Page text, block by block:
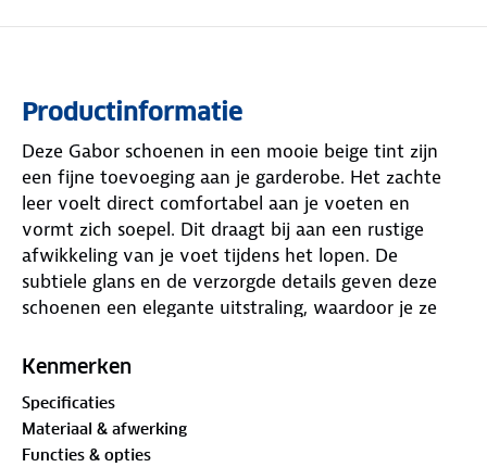
Productinformatie
Deze Gabor schoenen in een mooie beige tint zijn
een fijne toevoeging aan je garderobe. Het zachte
leer voelt direct comfortabel aan je voeten en
vormt zich soepel. Dit draagt bij aan een rustige
afwikkeling van je voet tijdens het lopen. De
subtiele glans en de verzorgde details geven deze
schoenen een elegante uitstraling, waardoor je ze
als een zomerse jurk. De schoen biedt een prettige
comfortabel kunt staan en lopen zonder vermoeide
voeten. Met de combinatie van veters en een rits
Kenmerken
Specificaties
Materiaal & afwerking
Functies & opties